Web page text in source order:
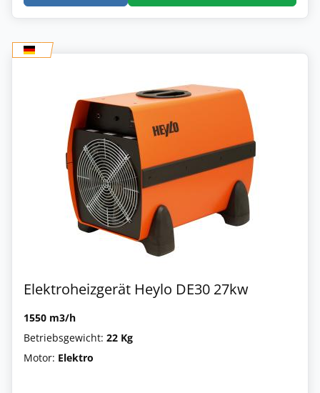
Elektroheizgerät Heylo DE30 27kw
1550 m3/h
Betriebsgewicht: 22 Kg
Motor: Elektro